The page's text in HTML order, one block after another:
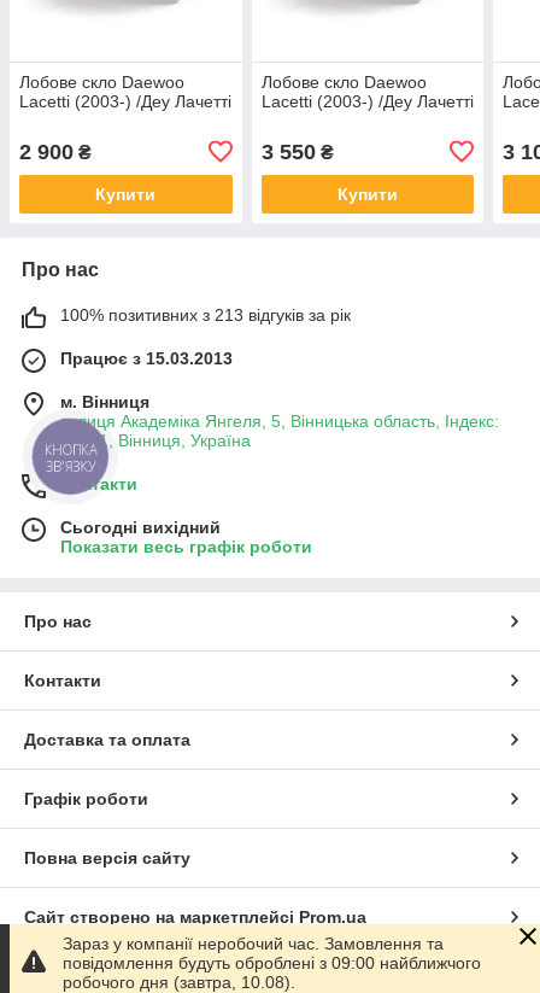
Лобове скло Daewoo
Lacetti (2003-) /Деу Лачетті
2 900 ₴
Купити
Лобове скло Daewoo
Lacetti (2003-) /Деу Лачетті
3 550₴
Купити
3
Про нас
100% позитивних з 213 відгуків за рік
Працює з 15.03.2013
м. Вінниця
вулиця Академіка Янгеля, 5, Вінницька область, Індекс:
21001, Вінниця, Україна
Контакти
Сьогодні вихідний
Показати весь графік роботи
Про нас
Контакти
Доставка та оплата
Графік роботи
Повна версія сайту
Сайт створено на маркетплейсі Prom.ua
Політика конфіденційності
Зараз у компанії неробочий час. Замовлення та
повідомлення будуть оброблені з 09:00 найближчого
робочого дня (завтра, 10.08).
КНОПКА
ЗВ'ЯЗКУ